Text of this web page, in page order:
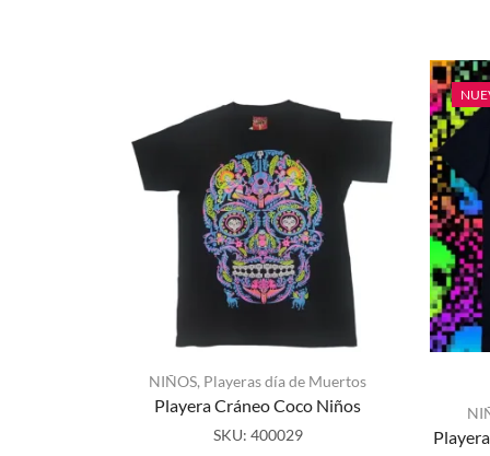
NIÑOS, Playeras día de Muertos
Playera Cráneo Coco Niños
SKU: 400029